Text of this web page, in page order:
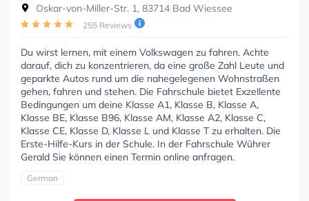
Oskar-von-Miller-Str. 1, 83714 Bad Wiessee
255 Reviews
Du wirst lernen, mit einem Volkswagen zu fahren. Achte
darauf, dich zu konzentrieren, da eine große Zahl Leute und
geparkte Autos rund um die nahegelegenen Wohnstraßen
gehen, fahren und stehen. Die Fahrschule bietet Exzellente
Bedingungen um deine Klasse A1, Klasse B, Klasse A,
Klasse BE, Klasse B96, Klasse AM, Klasse A2, Klasse C,
Klasse CE, Klasse D, Klasse L und Klasse T zu erhalten. Die
Erste-Hilfe-Kurs in der Schule. In der Fahrschule Wührer
Gerald Sie können einen Termin online anfragen.
German